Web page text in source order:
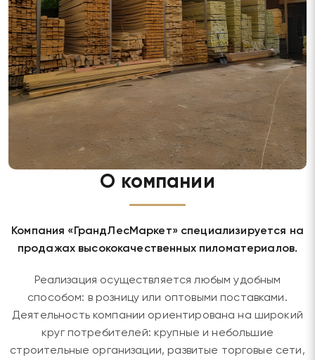
О компании
Компания «ГрандЛесМаркет» специализируется на
продажах высококачественных пиломатериалов.
Реализация осуществляется любым удобным
способом: в розницу или оптовыми поставками.
Деятельность компании ориентирована на широкий
круг потребителей: крупные и небольшие
строительные организации, развитые торговые сети,